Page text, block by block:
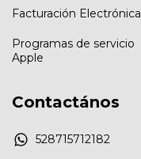
Facturación Electrónica
Programas de servicio
Apple
Contactános
528715712182